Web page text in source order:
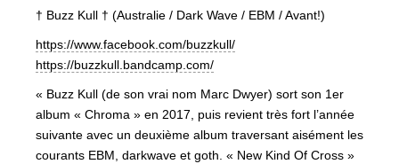
† Buzz Kull † (Australie / Dark Wave / EBM / Avant!)
https://www.facebook.com/buzzkull/
https://buzzkull.bandcamp.com/
« Buzz Kull (de son vrai nom Marc Dwyer) sort son 1er
album « Chroma » en 2017, puis revient très fort l’année
suivante avec un deuxième album traversant aisément les
courants EBM, darkwave et goth. « New Kind Of Cross »